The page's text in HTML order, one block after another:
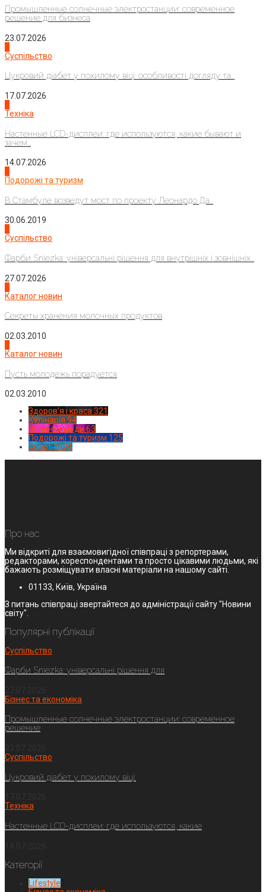
Промышленные солнечные электростанции: современное
решение для бизнеса
23.07.2026
Суспільство
Цукровий діабет у похилому віці: особливості догляду та...
17.07.2026
Техніка
Настенные LCD-дисплеи: где используются, какие бывают и
зачем...
14.07.2026
Подорожі та туризм
В Стамбуле возведут мост по проекту Леонардо Да...
30.06.2019
Суспільство
Фарби Sniezka: універсальні рішення для внутрішніх і зовнішніх...
27.07.2026
Каталог новин
Секреты хранения молочных продуктов
02.03.2010
Каталог новин
Пусть молодежь порадуется
02.03.2010
Здоров'я і краса 321
Кулінарія 94
Новинки моди 63
Подорожі та туризм 125
Спорт1224
Про нас
Ми відкриті для взаємовигідної співпраці з репортерами,
редакторами, кореспондентами та просто цікавими людьми, які
бажають розміщувати власні матеріали на нашому сайті.
01133, Київ, Україна
З питань співпраці звертайтеся до адміністрації сайту "Новини
світу".
Популярні публікації
Суспільство
Фарби Sniezka: універсальні рішення для
Бізнес та економіка
Промышленные солнечные электростанции: современное
решение
Суспільство
Цукровий діабет у похилому віці:
Техніка
Настенные LCD-дисплеи: где используются, какие
Категорії
Lifestyle